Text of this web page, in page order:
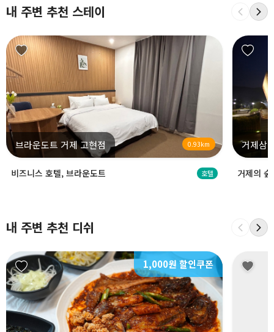
내 주변 추천 스테이
브라운도트 거제 고현점 0.93km
비즈니스 호텔, 브라운도트 호텔
거제삼
거제의
내 주변 추천 디쉬
1,000원 할인쿠폰